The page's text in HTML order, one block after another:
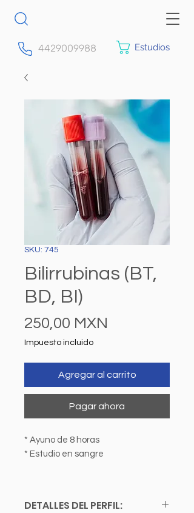
4429009988 Estudios
SKU: 745
Bilirrubinas (BT,
BD, BI)
250,00 MXN
Impuesto incluido
Agregar al carrito
Pagar ahora
* Ayuno de 8 horas
* Estudio en sangre
DETALLES DEL PERFIL: